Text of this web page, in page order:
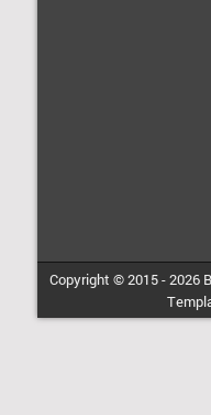
Copyright © 2015 -2026